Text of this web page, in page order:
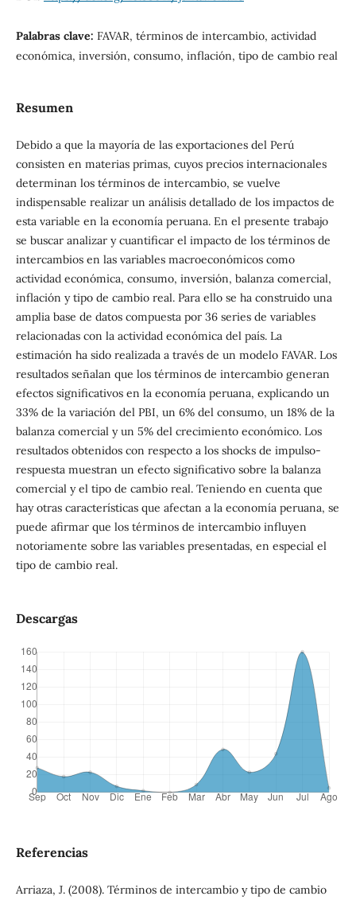
Palabras clave: FAVAR, términos de intercambio, actividad
económica, inversión, consumo, inflación, tipo de cambio real
Resumen
Debido a que la mayoría de las exportaciones del Perú
consisten en materias primas, cuyos precios internacionales
determinan los términos de intercambio, se vuelve
indispensable realizar un análisis detallado de los impactos de
esta variable en la economía peruana. En el presente trabajo
se buscar analizar y cuantificar el impacto de los términos de
intercambios en las variables macroeconómicos como
actividad económica, consumo, inversión, balanza comercial,
inflación y tipo de cambio real. Para ello se ha construido una
amplia base de datos compuesta por 36 series de variables
relacionadas con la actividad económica del país. La
estimación ha sido realizada a través de un modelo FAVAR. Los
resultados señalan que los términos de intercambio generan
efectos significativos en la economía peruana, explicando un
33% de la variación del PBI, un 6% del consumo, un 18% de la
balanza comercial y un 5% del crecimiento económico. Los
resultados obtenidos con respecto a los shocks de impulso-
respuesta muestran un efecto significativo sobre la balanza
comercial y el tipo de cambio real. Teniendo en cuenta que
hay otras características que afectan a la economía peruana, se
puede afirmar que los términos de intercambio influyen
notoriamente sobre las variables presentadas, en especial el
tipo de cambio real.
Descargas
Referencias
Arriaza, J. (2008). Términos de intercambio y tipo de cambio